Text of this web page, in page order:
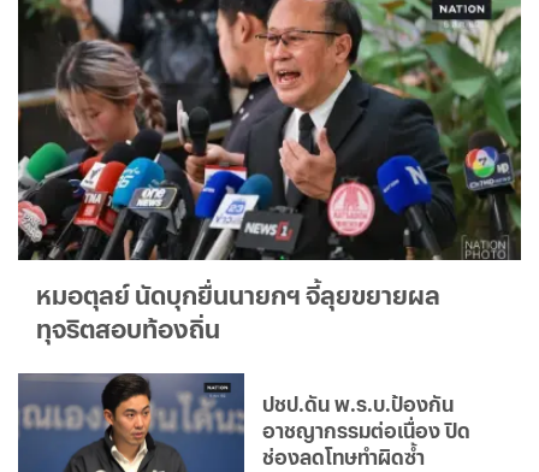
หมอตุลย์ นัดบุกยื่นนายกฯ จี้ลุยขยายผล
ทุจริตสอบท้องถิ่น
ปชป.ดัน พ.ร.บ.ป้องกัน
อาชญากรรมต่อเนื่อง ปิด
ช่องลดโทษทำผิดซ้ำ